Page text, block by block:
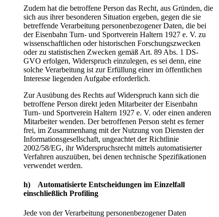
Zudem hat die betroffene Person das Recht, aus Gründen, die
sich aus ihrer besonderen Situation ergeben, gegen die sie
betreffende Verarbeitung personenbezogener Daten, die bei
der Eisenbahn Turn- und Sportverein Haltern 1927 e. V. zu
wissenschaftlichen oder historischen Forschungszwecken
oder zu statistischen Zwecken gemäß Art. 89 Abs. 1 DS-
GVO erfolgen, Widerspruch einzulegen, es sei denn, eine
solche Verarbeitung ist zur Erfüllung einer im öffentlichen
Interesse liegenden Aufgabe erforderlich.
Zur Ausübung des Rechts auf Widerspruch kann sich die
betroffene Person direkt jeden Mitarbeiter der Eisenbahn
Turn- und Sportverein Haltern 1927 e. V. oder einen anderen
Mitarbeiter wenden. Der betroffenen Person steht es ferner
frei, im Zusammenhang mit der Nutzung von Diensten der
Informationsgesellschaft, ungeachtet der Richtlinie
2002/58/EG, ihr Widerspruchsrecht mittels automatisierter
Verfahren auszuüben, bei denen technische Spezifikationen
verwendet werden.
h) Automatisierte Entscheidungen im Einzelfall
einschließlich Profiling
Jede von der Verarbeitung personenbezogener Daten